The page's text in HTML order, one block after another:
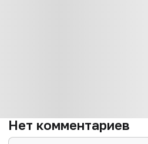
Нет комментариев